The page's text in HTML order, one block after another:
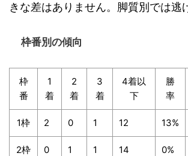
きな差はありません。脚質別では逃
枠番別の傾向
枠
番
1
着
2
着
3
着
4着以
下
勝
率
1枠 2 0 1 12 13%
2枠 0 1 1 14 0%